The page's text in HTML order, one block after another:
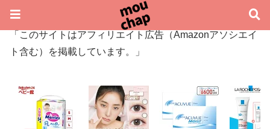
「このサイトはアフィリエイト広告（Amazonアソシエイ
ト含む）を掲載しています。」